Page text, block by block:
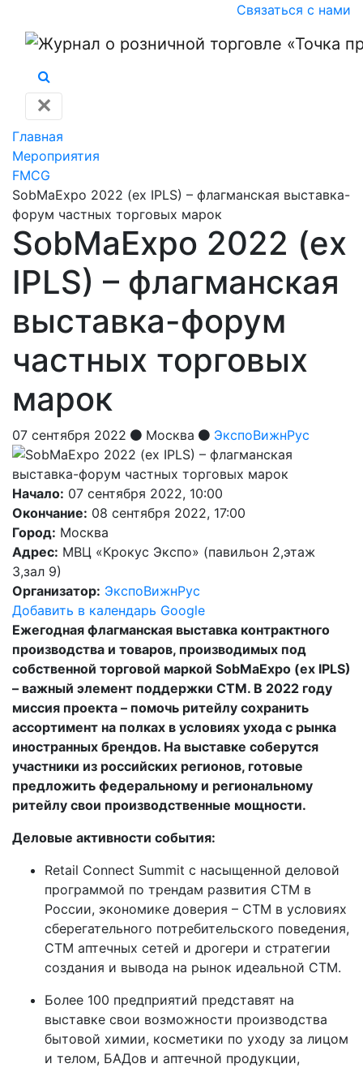
Связаться с нами
✕
Главная
Мероприятия
FMCG
SobMaExpo 2022 (ex IPLS) – флагманская выставка-
форум частных торговых марок
SobMaExpo 2022 (ex
IPLS) – флагманская
выставка-форум
частных торговых
марок
07 сентября 2022 Москва ЭкспоВижнРус
Начало: 07 сентября 2022, 10:00
Окончание: 08 сентября 2022, 17:00
Город: Москва
Адрес: МВЦ «Крокус Экспо» (павильон 2,этаж
3,зал 9)
Организатор: ЭкспоВижнРус
Добавить в календарь Google
Ежегодная флагманская выставка контрактного
производства и товаров, производимых под
собственной торговой маркой SobMaExpo (ex IPLS)
– важный элемент поддержки СТМ. В 2022 году
миссия проекта – помочь ритейлу сохранить
ассортимент на полках в условиях ухода с рынка
иностранных брендов. На выставке соберутся
участники из российских регионов, готовые
предложить федеральному и региональному
ритейлу свои производственные мощности.
Деловые активности события:
Retail Connect Summit c насыщенной деловой
программой по трендам развития СТМ в
России, экономике доверия – СТМ в условиях
сберегательного потребительского поведения,
СТМ аптечных сетей и дрогери и стратегии
создания и вывода на рынок идеальной СТМ.
Более 100 предприятий представят на
выставке свои возможности производства
бытовой химии, косметики по уходу за лицом
и телом, БАДов и аптечной продукции,